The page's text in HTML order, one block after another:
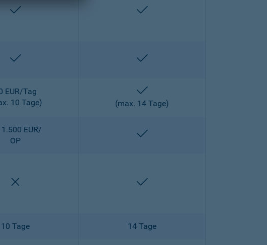
enthalten enthalten
enthalten enthalten
EUR/Tag
10 Tage)
enthalten
(max. 14 Tage)
EUR/
OP
enthalten
enthalten
10 Tage 14 Tage